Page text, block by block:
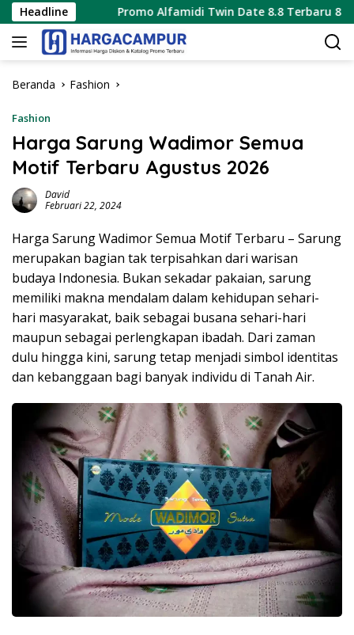
Langsung
ke
konten
HeadlinePromo Alfamidi Twin Date 8.8 Terbaru 8 Agustus
Beranda Fashion
Fashion
Harga Sarung Wadimor Semua
Motif Terbaru Agustus 2026
David
Februari 22, 2024
Harga Sarung Wadimor Semua Motif Terbaru – Sarung
merupakan bagian tak terpisahkan dari warisan
budaya Indonesia. Bukan sekadar pakaian, sarung
memiliki makna mendalam dalam kehidupan sehari-
hari masyarakat, baik sebagai busana sehari-hari
maupun sebagai perlengkapan ibadah. Dari zaman
dulu hingga kini, sarung tetap menjadi simbol identitas
dan kebanggaan bagi banyak individu di Tanah Air.